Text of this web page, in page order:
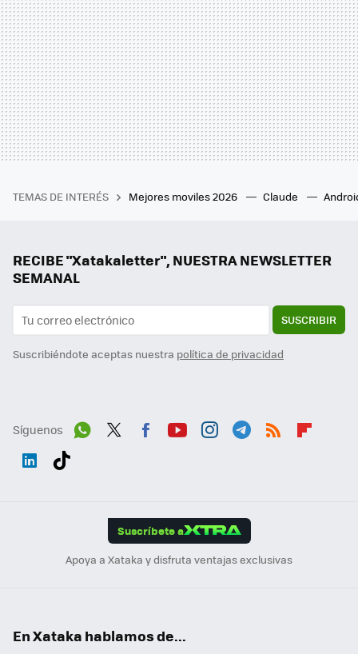
TEMAS DE INTERÉS Mejores moviles 2026 Claude
RECIBE "Xatakaletter", NUESTRA NEWSLETTER
SEMANAL
SUSCRIBIR
Suscribiéndote aceptas nuestra política de privacidad
Síguenos
Suscríbete a
Apoya a Xataka y disfruta ventajas exclusivas
En Xataka hablamos de...